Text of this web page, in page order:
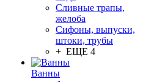
Сливные трапы,
желоба
Сифоны, выпуски,
штоки, трубы
+ ЕЩЕ 4
Ванны